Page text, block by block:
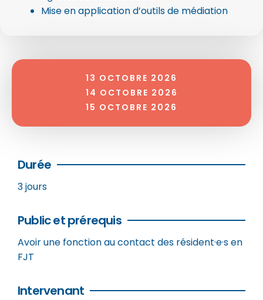
Mise en application d’outils de médiation
13 OCTOBRE 2026
14 OCTOBRE 2026
15 OCTOBRE 2026
Durée
3 jours
Public et prérequis
Avoir une fonction au contact des résident·e·s en
FJT
Intervenant